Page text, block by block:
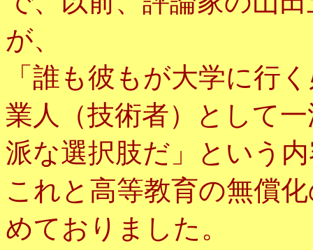
が、
「誰も彼もが大学に行
業人（技術者）として
派な選択肢だ」という
これと高等教育の無償
めておりました。